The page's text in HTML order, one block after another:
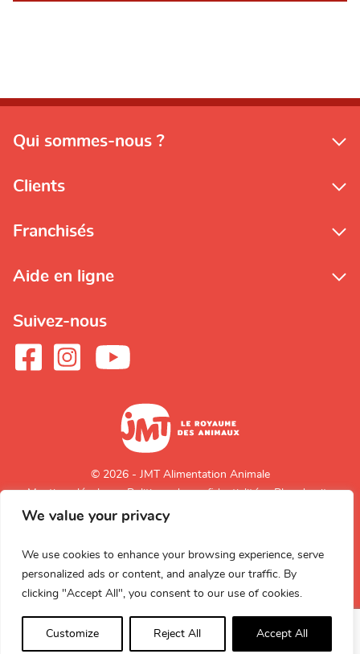
We value your privacy
We use cookies to enhance your browsing experience, serve
personalized ads or content, and analyze our traffic. By
clicking "Accept All", you consent to our use of cookies.
Customize Reject All Accept All
Qui sommes-nous ?
Clients
Franchisés
Aide en ligne
Suivez-nous
© 2026 - JMT Alimentation Animale
Mentions légales
Politique de confidentialité Plan du site